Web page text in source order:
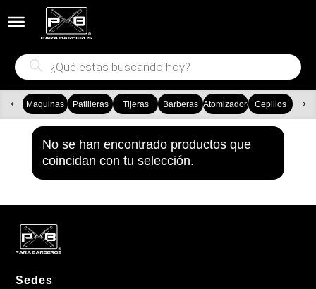
Búsqueda
de
productos
Maquinas Patilleras Tijeras Barberas AtomizadoresCepillos
No se han encontrado productos que
coincidan con tu selección.
Sedes